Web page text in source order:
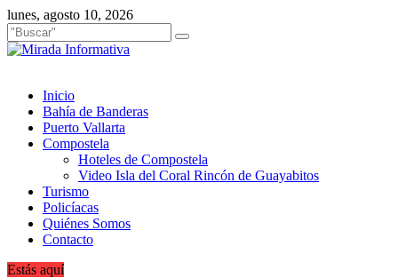
Saltar
al
contenido
lunes, agosto 10, 2026
Inicio
Bahía de Banderas
Puerto Vallarta
Compostela
Hoteles de Compostela
Video Isla del Coral Rincón de Guayabitos
Turismo
Policíacas
Quiénes Somos
Contacto
Estás aquí